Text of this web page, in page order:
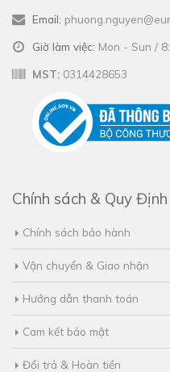
Email:
Giờ làm việc: Mon - Sun /
MST: 0314428653
Chính sách & Quy Định
Chính sách bảo hành
Vận chuyển & Giao nhận
Hướng dẫn thanh toán
Cam kết bảo mật
Đổi trả & Hoàn tiền